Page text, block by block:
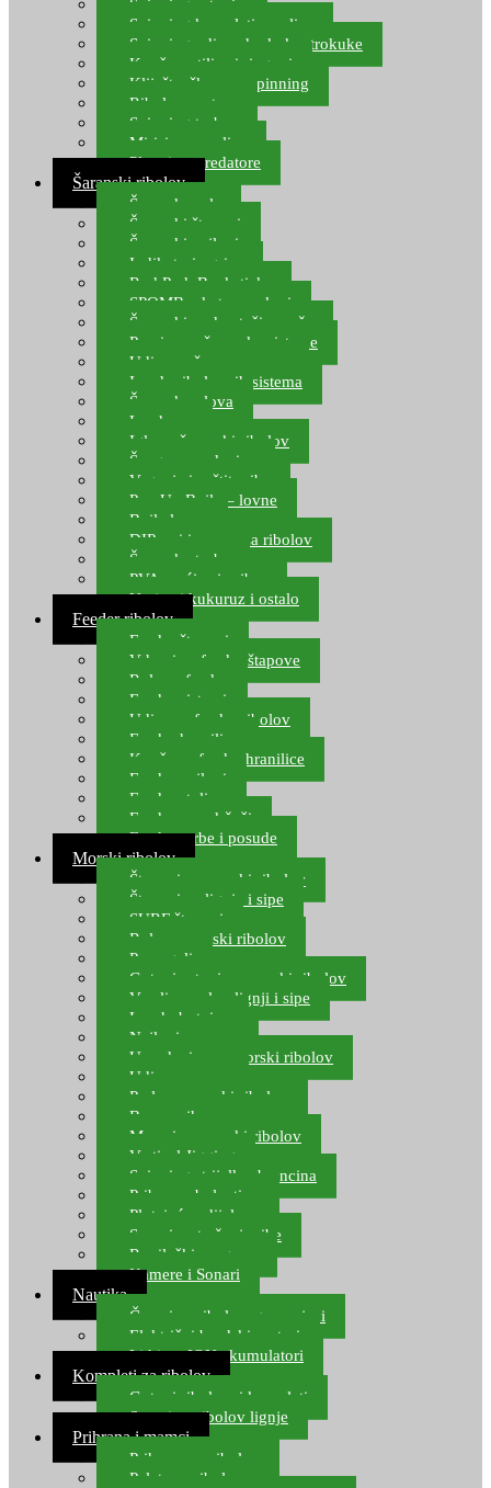
Spinning setovi
Spinning kompleti varalica
Spinning udice, dvokuke, trokuke
Kopče, vrtilice i ringovi
Kliješta, škare za spinning
Ribolov pastrve
Spinning torbe
Mirisi za varalice
Plovci za predatore
Šaranski ribolov
Šaranske role
Šaranski štapovi
Šaranski najloni
Indikatori ugriza
Rod Pod, Banksticks
SPOMB rakete, markeri
Šaranski podmetači, mreže
Pernice za šaranske sisteme
Udice za šarana, amura
Izrada ribolovnih sistema
Šaranska olova
Leadcore
Igle za šaranski ribolov
Špage, upredenice
Vaganje i zaštita ribe
Pop Up Boile – lovne
Boile lovne
DIP-ovi i arome za ribolov
Šaranske torbe
PVA vrećice i pribor
Umjetni kukuruz i ostalo
Feeder ribolov
Feeder štapovi
Vrhovi za feeder štapove
Role za feeder
Feeder sistemi
Udice za feeder ribolov
Feeder hranilice
Kopče za feeder hranilice
Feeder najloni
Feeder stolice
Feeder arm držači
Feeder torbe i posude
Morski ribolov
Štapovi za morski ribolov
Štapovi za lignje i sipe
SURF štapovi
Role za morski ribolov
Parangali
Gotovi setovi za morski ribolov
Varalice za lov lignji i sipe
Lov hobotnice
Najloni za more
Upredenice za morski ribolov
Udice za more
Perle za morski ribolov
Brum prihrana za more
Mamci za morski ribolov
Vertical Jigging
Spinning strijelke, brancina
Pribor za bolentino
Plutajuća odijela
Sonari za traženje ribe
Ronilački program
Kamere i Sonari
Nautika
Čamci za ribolov, gumenjaci
Električni brodski motori
Lithium ION akumulatori
Kompleti za ribolov
Gotovi ribolovni kompleti
Setovi za ribolov lignje
Prihrana i mamci
Prihrana za ribolov
Pelete za ribolov